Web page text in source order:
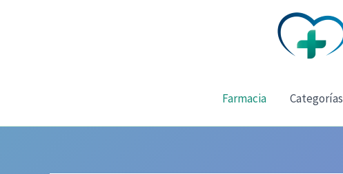
Farmacia Categorías